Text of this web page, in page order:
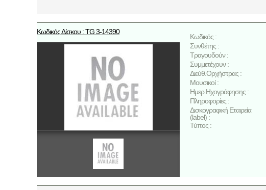
Κωδικός Δίσκου : TG 3-14390
Κωδικός :
Συνθέτης :
Τραγουδούν :
Συμμετέχουν :
Διεύθ.Ορχήστρας :
Μουσικοί :
Ημερ.Ηχογράφησης :
Πληροφορίες :
Δισκογραφική Εταιρεία
(label) :
Τύπος :